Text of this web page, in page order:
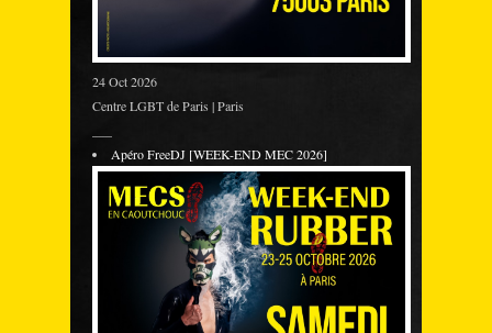
24 Oct 2026
Centre LGBT de Paris | Paris
Apéro FreeDJ [WEEK-END MEC 2026]